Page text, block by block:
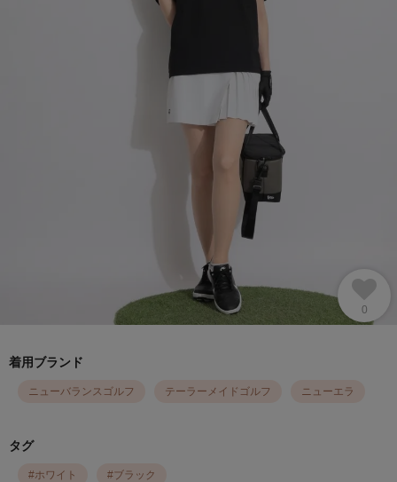
0
着用ブランド
ニューバランスゴルフ テーラーメイドゴルフ ニューエラ
タグ
#ホワイト #ブラック